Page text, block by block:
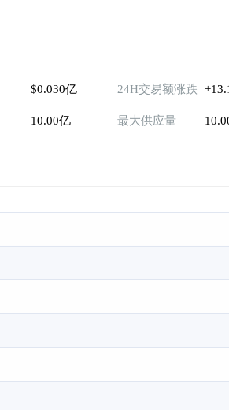
$0.030亿 24H交易额涨跌
10.00亿 最大供应量